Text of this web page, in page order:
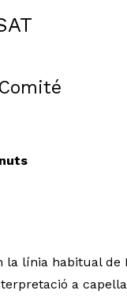
la línia habitual de
a